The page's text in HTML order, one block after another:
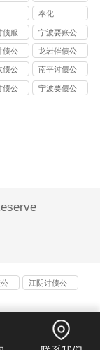
奉化
债服
宁波要账公
司
债公
龙岩催债公
司
债公
南平讨债公
司
债公
宁波要债公
江阴讨债公